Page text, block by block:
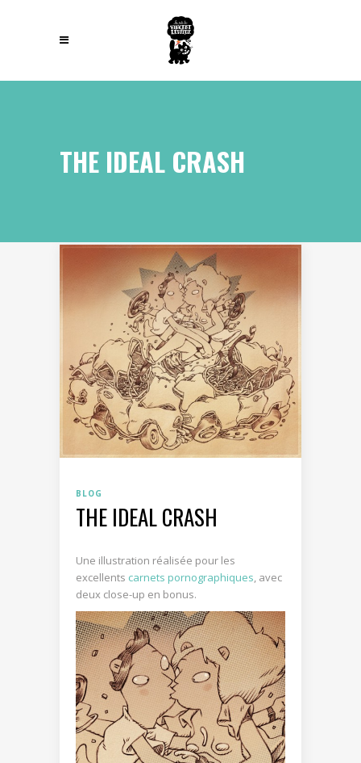
THE IDEAL CRASH
BLOG
THE IDEAL CRASH
Une illustration réalisée pour les
excellents carnets pornographiques, avec
deux close-up en bonus.